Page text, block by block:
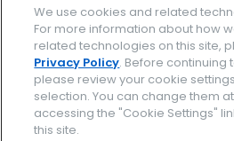
企業情報 ご利
プライバシーポリシー
We use cookies and related
For more information about how
related technologies on this site,
Privacy Policy. Before continuing
please review your cookie
selection. You can change them
accessing the "Cookie Settings"
this site.